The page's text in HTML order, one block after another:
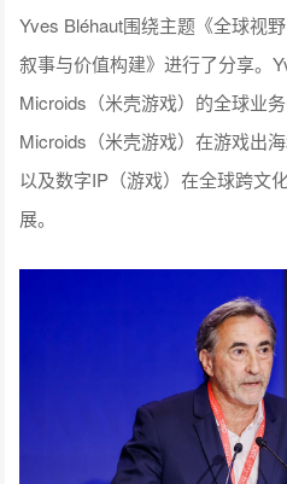
Yves Bléhaut围绕主题《全球视
叙事与价值构建》进行了分享。
Microids（米壳游戏）的全球业
Microids（米壳游戏）在游戏出
以及数字IP（游戏）在全球跨文
展。